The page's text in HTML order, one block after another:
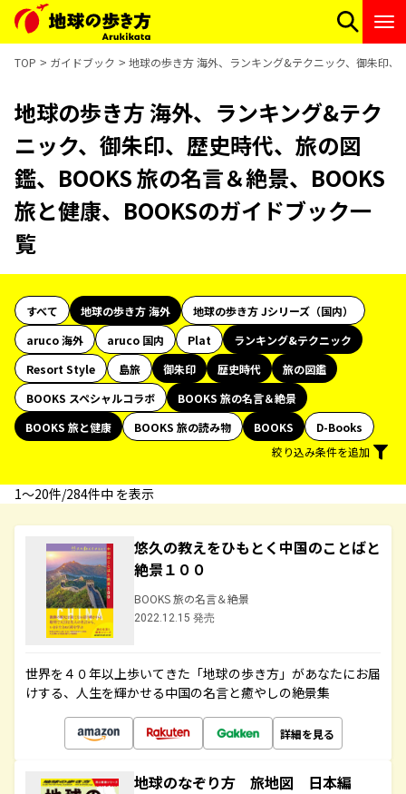
TOP ガイドブック 地球の歩き方 海外、ランキング&テクニック、御朱印、
地球の歩き方 海外、ランキング&テク
ニック、御朱印、歴史時代、旅の図
鑑、BOOKS 旅の名言＆絶景、BOOKS
旅と健康、BOOKSのガイドブック一
覧
すべて 地球の歩き方 海外
地球の歩き方 Jシリーズ（国内）
aruco 海外
aruco 国内 Plat
ランキング&テクニック
Resort Style
島旅 御朱印 歴史時代
旅の図鑑
BOOKS スペシャルコラボ
BOOKS 旅の名言＆絶景
BOOKS 旅と健康
BOOKS 旅の読み物 BOOKS
D-Books
絞り込み条件を追加
1〜20件/284件中 を表示
悠久の教えをひもとく中国のことばと
絶景１００
BOOKS 旅の名言＆絶景
2022.12.15 発売
世界を４０年以上歩いてきた「地球の歩き方」があなたにお届
けする、人生を輝かせる中国の名言と癒やしの絶景集
詳細を見る
地球のなぞり方 旅地図 日本編